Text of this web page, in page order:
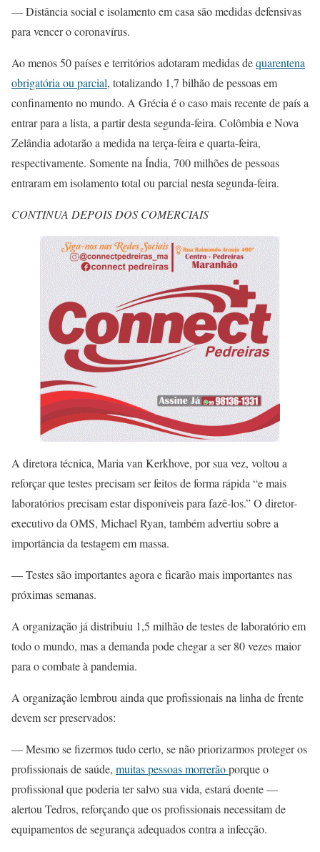
— Distância social e isolamento em casa são medidas defensivas
para vencer o coronavírus.
Ao menos 50 países e territórios adotaram medidas dequarentena
obrigatória ou parcial, totalizando 1,7 bilhão de pessoas em
confinamento no mundo. A Grécia é o caso mais recente de país a
entrar para a lista, a partir desta segunda-feira. Colômbia e Nova
Zelândia adotarão a medida na terça-feira e quarta-feira,
respectivamente. Somente na Índia, 700 milhões de pessoas
entraram em isolamento total ou parcial nesta segunda-feira.
CONTINUA DEPOIS DOS COMERCIAIS
A diretora técnica, Maria van Kerkhove, por sua vez, voltou a
reforçar que testes precisam ser feitos de forma rápida “e mais
laboratórios precisam estar disponíveis para fazê-los.” O diretor-
executivo da OMS, Michael Ryan, também advertiu sobre a
importância da testagem em massa.
— Testes são importantes agora e ficarão mais importantes nas
próximas semanas.
A organização já distribuiu 1,5 milhão de testes de laboratório em
todo o mundo, mas a demanda pode chegar a ser 80 vezes maior
para o combate à pandemia.
A organização lembrou ainda que profissionais na linha de frente
devem ser preservados:
— Mesmo se fizermos tudo certo, se não priorizarmos proteger os
profissionais de saúde, muitas pessoas morrerãoporque o
profissional que poderia ter salvo sua vida, estará doente —
alertou Tedros, reforçando que os profissionais necessitam de
equipamentos de segurança adequados contra a infecção.